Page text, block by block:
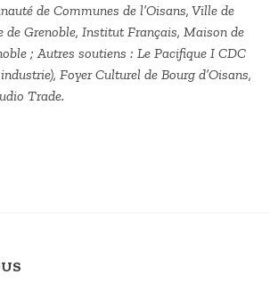
de Communes de l’Oisans, Ville de
de Grenoble, Institut Français, Maison de
; Autres soutiens : Le Pacifique I CDC
Foyer Culturel de Bourg d’Oisans,
Trade.